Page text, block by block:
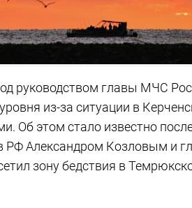
руководством главы МЧС
из-за ситуации в
Об этом стало известно
Александром Козловым и
зону бедствия в